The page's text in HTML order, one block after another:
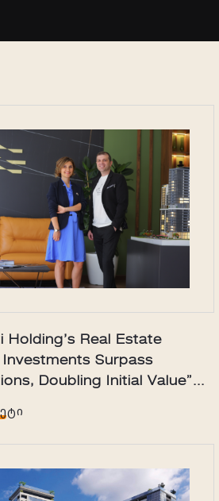
Holding’s Real Estate
Investments Surpass
Doubling Initial Value”...